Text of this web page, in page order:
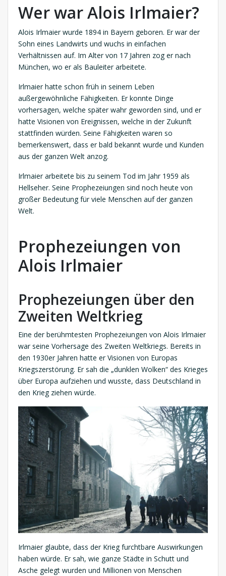
Wer war Alois Irlmaier?
Alois Irlmaier wurde 1894 in Bayern geboren. Er war der
Sohn eines Landwirts und wuchs in einfachen
Verhältnissen auf. Im Alter von 17 Jahren zog er nach
München, wo er als Bauleiter arbeitete.
Irlmaier hatte schon früh in seinem Leben
außergewöhnliche Fähigkeiten. Er konnte Dinge
vorhersagen, welche später wahr geworden sind, und er
hatte Visionen von Ereignissen, welche in der Zukunft
stattfinden würden. Seine Fähigkeiten waren so
bemerkenswert, dass er bald bekannt wurde und Kunden
aus der ganzen Welt anzog.
Irlmaier arbeitete bis zu seinem Tod im Jahr 1959 als
Hellseher. Seine Prophezeiungen sind noch heute von
großer Bedeutung für viele Menschen auf der ganzen
Welt.
Prophezeiungen von
Alois Irlmaier
Prophezeiungen über den
Zweiten Weltkrieg
Eine der berühmtesten Prophezeiungen von Alois Irlmaier
war seine Vorhersage des Zweiten Weltkriegs. Bereits in
den 1930er Jahren hatte er Visionen von Europas
Kriegszerstörung. Er sah die „dunklen Wolken“ des Krieges
über Europa aufziehen und wusste, dass Deutschland in
den Krieg ziehen würde.
Irlmaier glaubte, dass der Krieg furchtbare Auswirkungen
haben würde. Er sah, wie ganze Städte in Schutt und
Asche gelegt wurden und Millionen von Menschen